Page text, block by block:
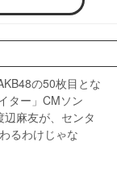
の50枚目とな
ター」CMソン
麻友が、センタ
るわけじゃな